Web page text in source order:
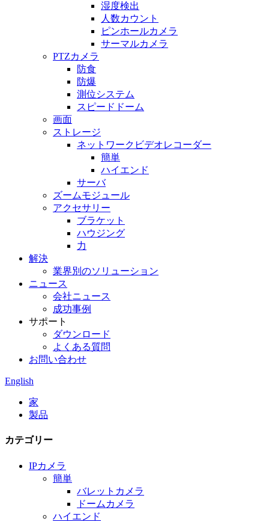
湿度検出
人数カウント
ピンホールカメラ
サーマルカメラ
PTZカメラ
防食
防爆
測位システム
スピードドーム
画面
ストレージ
ネットワークビデオレコーダー
簡単
ハイエンド
サーバ
ズームモジュール
アクセサリー
ブラケット
ハウジング
力
解決
業界別のソリューション
ニュース
会社ニュース
成功事例
サポート
ダウンロード
よくある質問
お問い合わせ
English
家
製品
カテゴリー
IPカメラ
簡単
バレットカメラ
ドームカメラ
ハイエンド